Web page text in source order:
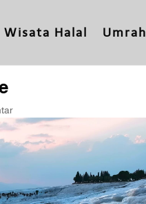
Wisata Halal Umrah